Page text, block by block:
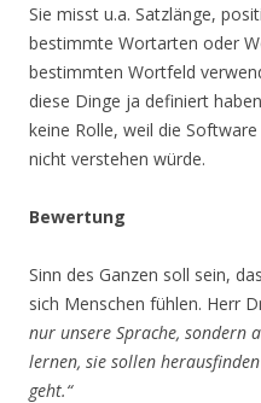
Sie misst u.a. Satzlänge,
bestimmte Wortarten oder
bestimmten Wortfeld
diese Dinge ja definiert
keine Rolle, weil die
nicht verstehen würde.
Bewertung
Sinn des Ganzen soll sein,
sich Menschen fühlen. Herr
nur unsere Sprache, sondern
lernen, sie sollen
geht.“